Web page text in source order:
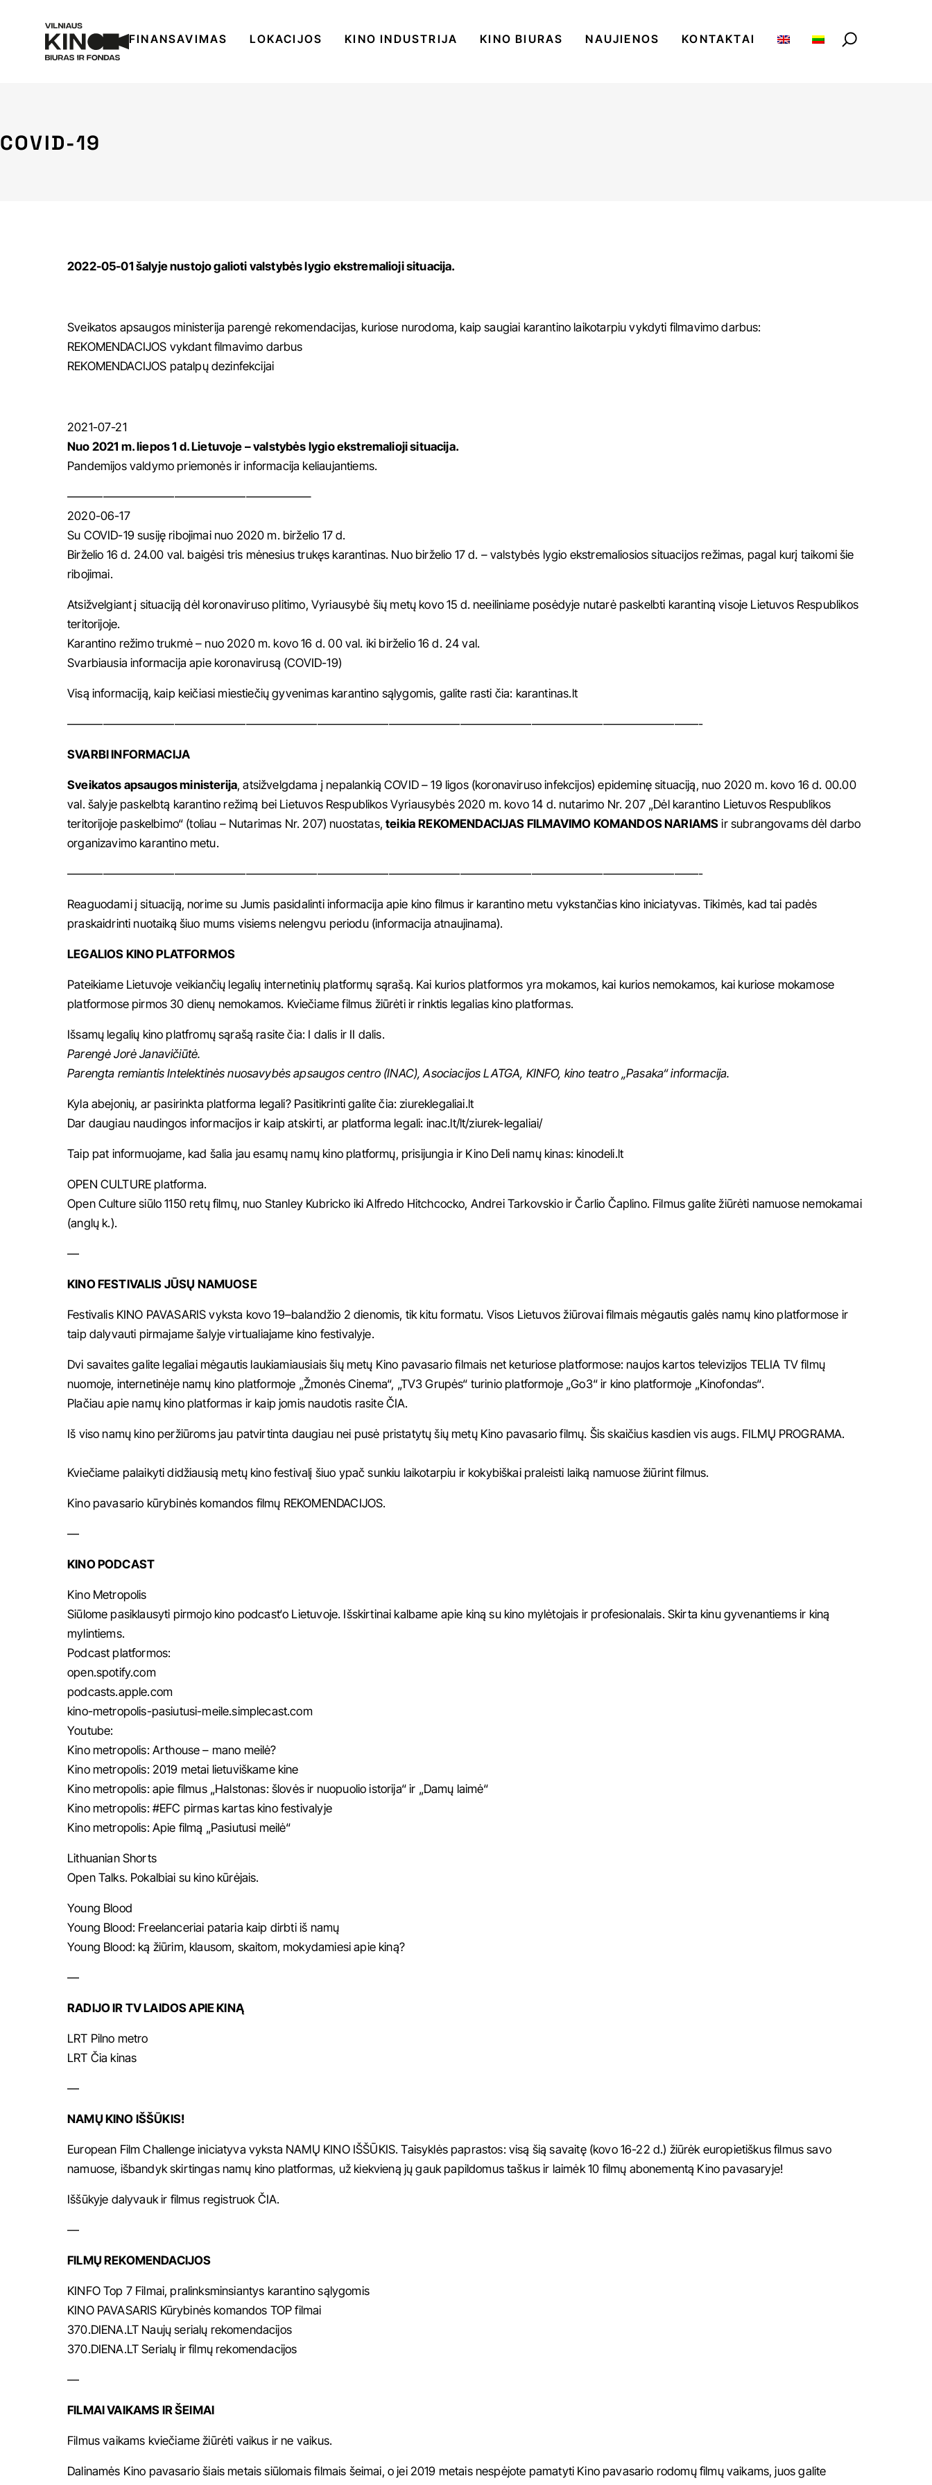
FINANSAVIMAS LOKACIJOS KINO INDUSTRIJA KINO BIURAS NAUJIENOS KONTAKTAI
COVID-19
2022-05-01 šalyje nustojo galioti valstybės lygio ekstremalioji situacija.
Sveikatos apsaugos ministerija parengė rekomendacijas, kuriose nurodoma, kaip saugiai karantino laikotarpiu vykdyti filmavimo darbus:
REKOMENDACIJOS vykdant filmavimo darbus
REKOMENDACIJOS patalpų dezinfekcijai
2021-07-21
Nuo 2021 m. liepos 1 d. Lietuvoje – valstybės lygio ekstremalioji situacija.
Pandemijos valdymo priemonės ir informacija keliaujantiems.
————————————————————–
2020-06-17
Su COVID-19 susiję ribojimai nuo 2020 m. birželio 17 d.
Birželio 16 d. 24.00 val. baigėsi tris mėnesius trukęs karantinas. Nuo birželio 17 d. – valstybės lygio ekstremaliosios situacijos režimas, pagal kurį taikomišie
ribojimai.
Atsižvelgiant į situaciją dėl koronaviruso plitimo, Vyriausybė šių metų kovo 15 d. neeiliniame posėdyje nutarė paskelbti karantiną visoje Lietuvos Respublikos
teritorijoje.
Karantino režimo trukmė – nuo 2020 m. kovo 16 d. 00 val. iki birželio 16 d. 24 val.
Svarbiausia informacija apie koronavirusą (COVID-19)
Visą informaciją, kaip keičiasi miestiečių gyvenimas karantino sąlygomis, galite rasti čia: karantinas.lt
—————————————————————————————————————————————————————-
SVARBI INFORMACIJA
Sveikatos apsaugos ministerija, atsižvelgdama į nepalankią COVID – 19 ligos (koronaviruso infekcijos) epideminę situaciją, nuo 2020 m. kovo 16 d. 00.00
val. šalyje paskelbtą karantino režimą bei Lietuvos Respublikos Vyriausybės 2020 m. kovo 14 d. nutarimo Nr. 207 „Dėl karantino Lietuvos Respublikos
teritorijoje paskelbimo“ (toliau – Nutarimas Nr. 207) nuostatas,teikia REKOMENDACIJAS FILMAVIMO KOMANDOS NARIAMS ir subrangovams dėl darbo
organizavimo karantino metu.
—————————————————————————————————————————————————————-
Reaguodami į situaciją, norime su Jumis pasidalinti informacija apie kino filmus ir karantino metu vykstančias kino iniciatyvas. Tikimės, kad tai padės
praskaidrinti nuotaiką šiuo mums visiems nelengvu periodu (informacija atnaujinama).
LEGALIOS KINO PLATFORMOS
Pateikiame Lietuvoje veikiančių legalių internetinių platformų sąrašą. Kai kurios platformos yra mokamos, kai kurios nemokamos, kai kuriose mokamose
platformose pirmos 30 dienų nemokamos. Kviečiame filmus žiūrėti ir rinktis legalias kino platformas.
Išsamų legalių kino platfromų sąrašą rasite čia: I dalis ir II dalis.
Parengė Jorė Janavičiūtė.
Parengta remiantis Intelektinės nuosavybės apsaugos centro (INAC), Asociacijos LATGA, KINFO, kino teatro „Pasaka“ informacija.
Kyla abejonių, ar pasirinkta platforma legali? Pasitikrinti galite čia:ziureklegaliai.lt
Dar daugiau naudingos informacijos ir kaip atskirti, ar platforma legali: inac.lt/lt/ziurek-legaliai/
Taip pat informuojame, kad šalia jau esamų namų kino platformų, prisijungia ir Kino Deli namų kinas: kinodeli.lt
OPEN CULTURE platforma.
Open Culture siūlo1150 retų filmų, nuo Stanley Kubricko iki Alfredo Hitchcocko, Andrei Tarkovskio ir Čarlio Čaplino. Filmus galite žiūrėti namuose nemokamai
(anglų k.).
—
KINO FESTIVALIS JŪSŲ NAMUOSE
Festivalis KINO PAVASARIS vyksta kovo 19–balandžio 2 dienomis, tik kitu formatu. Visos Lietuvos žiūrovai filmais mėgautis galės namų kino platformose ir
taip dalyvauti pirmajame šalyje virtualiajame kino festivalyje.
Dvi savaites galite legaliai mėgautis laukiamiausiais šių metų Kino pavasario filmais net keturiose platformose: naujos kartos televizijos TELIA TV filmų
nuomoje, internetinėje namų kino platformoje „Žmonės Cinema“, „TV3 Grupės“ turinio platformoje „Go3“ ir kino platformoje „Kinofondas“.
Plačiau apie namų kino platformas ir kaip jomis naudotis rasite ČIA.
Iš viso namų kino peržiūroms jau patvirtinta daugiau nei pusė pristatytų šių metų Kino pavasario filmų. Šis skaičius kasdien vis augs. FILMŲ PROGRAMA.
Kviečiame palaikyti didžiausią metų kino festivalį šiuo ypač sunkiu laikotarpiu ir kokybiškai praleisti laiką namuose žiūrint filmus.
Kino pavasario kūrybinės komandos filmų REKOMENDACIJOS.
—
KINO PODCAST
Kino Metropolis
Siūlome pasiklausyti pirmojo kino podcast‘o Lietuvoje. Išskirtinai kalbame apie kiną su kino mylėtojais ir profesionalais. Skirta kinu gyvenantiems ir kiną
mylintiems.
Podcast platformos:
open.spotify.com
podcasts.apple.com
kino-metropolis-pasiutusi-meile.simplecast.com
Youtube:
Kino metropolis: Arthouse – mano meilė?
Kino metropolis: 2019 metai lietuviškame kine
Kino metropolis: apie filmus „Halstonas: šlovės ir nuopuolio istorija“ ir „Damų laimė“
Kino metropolis: #EFC pirmas kartas kino festivalyje
Kino metropolis: Apie filmą „Pasiutusi meilė“
Lithuanian Shorts
Open Talks. Pokalbiai su kino kūrėjais.
Young Blood
Young Blood: Freelanceriai pataria kaip dirbti iš namų
Young Blood: ką žiūrim, klausom, skaitom, mokydamiesi apie kiną?
—
RADIJO IR TV LAIDOS APIE KINĄ
LRT Pilno metro
LRT Čia kinas
—
NAMŲ KINO IŠŠŪKIS!
European Film Challengeiniciatyva vyksta NAMŲ KINO IŠŠŪKIS. Taisyklės paprastos: visą šią savaitę (kovo 16-22 d.) žiūrėk europietiškus filmus savo
namuose, išbandyk skirtingas namų kino platformas, už kiekvieną jų gauk papildomus taškus ir laimėk 10 filmų abonementą Kino pavasaryje!
Iššūkyje dalyvauk ir filmus registruok ČIA.
—
FILMŲ REKOMENDACIJOS
KINFO Top 7 Filmai, pralinksminsiantys karantino sąlygomis
KINO PAVASARIS Kūrybinės komandos TOP filmai
370.DIENA.LT Naujų serialų rekomendacijos
370.DIENA.LTSerialų ir filmų rekomendacijos
—
FILMAI VAIKAMS IR ŠEIMAI
Filmus vaikams kviečiame žiūrėti vaikus ir ne vaikus.
Dalinamės Kino pavasario šiais metais siūlomaisfilmais šeimai, o jei 2019 metais nespėjote pamatyti Kino pavasario rodomų filmų vaikams, juos galite